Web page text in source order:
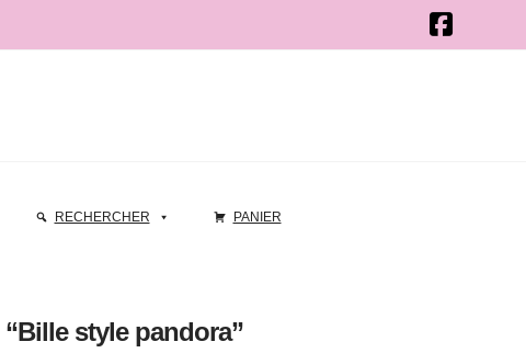
RECHERCHER PANIER
“Bille style pandora”